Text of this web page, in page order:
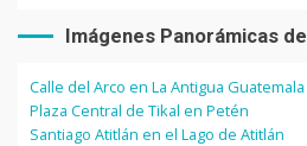
Imágenes Panorámicas
Calle del Arco en La Antigua Guatemala
Plaza Central de Tikal en Petén
Santiago Atitlán en el Lago de Atitlán